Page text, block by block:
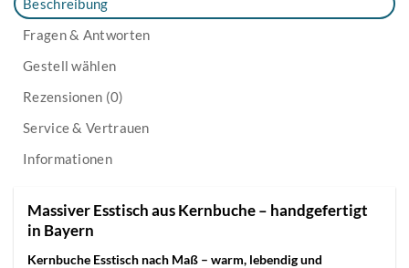
Fragen & Antworten
Gestell wählen
Rezensionen (0)
Service & Vertrauen
Informationen
Massiver Esstisch aus Kernbuche – handgefertigt
in Bayern
Kernbuche Esstisch nach Maß – warm, lebendig und